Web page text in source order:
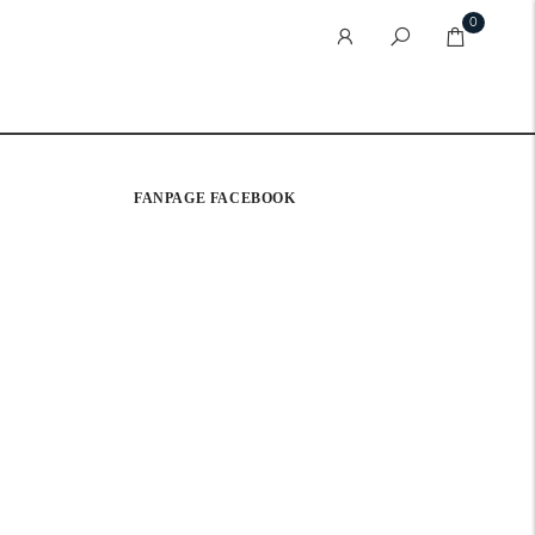
0
FANPAGE FACEBOOK